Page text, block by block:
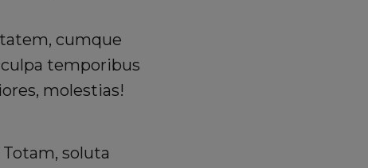
cumque
temporibus
molestias!
soluta